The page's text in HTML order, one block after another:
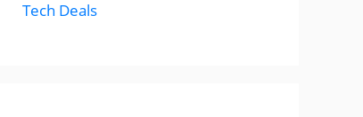
Tech Deals